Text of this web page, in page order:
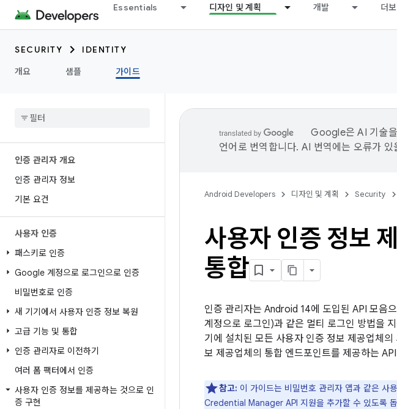
Essentials 디자인 및 계획 개발 더
SECURITY
IDENTITY
개요
샘플 가이드
인증 관리자 개요
인증 관리자 정보
기본 요건
사용자 인증
패스키로 인증
Google 계정으로 로그인으로 인증
비밀번호로 인증
새 기기에서 사용자 인증 정보 복원
고급 기능 및 통합
인증 관리자로 이전하기
여러 폼 팩터에서 인증
사용자 인증 정보를 제공하는 것으로 인
증 구현
Google은 AI 기술
언어로 번역합니다. AI 번역에는 오류가 있
Android Developers 디자인 및 계획 Security
사용자 인증 정보
통합
인증 관리자는 Android 14에 도입된 API 모음
계정으로 로그인)과 같은 멀티 로그인 방법을
기에 설치된 모든 사용자 인증 정보 제공업체
보 제공업체의 통합 엔드포인트를 제공하는
참고: 이 가이드는 비밀번호 관리자 앱과 같은
Credential Manager API 지원을 추가할 수 있도록